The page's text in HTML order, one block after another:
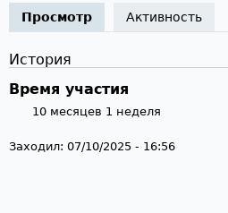
Просмотр (активная вкладка)
Активность
История
Время участия
10 месяцев 1 неделя
Заходил: 07/10/2025 - 16:56